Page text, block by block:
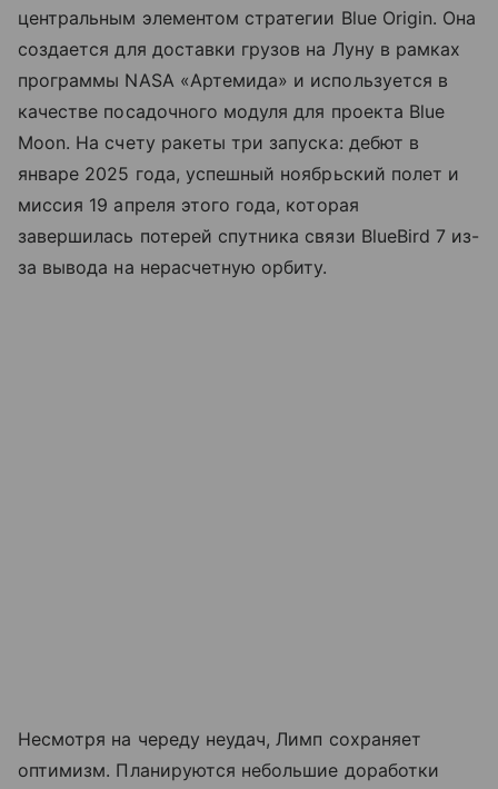
центральным элементом стратегии Blue Origin. Она
создается для доставки грузов на Луну в рамках
программы NASA «Артемида» и используется в
качестве посадочного модуля для проекта Blue
Moon. На счету ракеты три запуска: дебют в
январе 2025 года, успешный ноябрьский полет и
миссия 19 апреля этого года, которая
завершилась потерей спутника связи BlueBird 7 из-
за вывода на нерасчетную орбиту.
Несмотря на череду неудач, Лимп сохраняет
оптимизм. Планируются небольшие доработки